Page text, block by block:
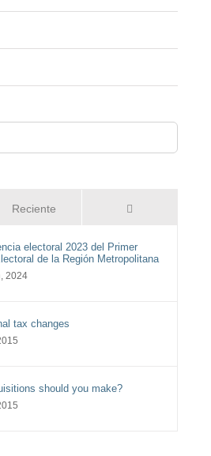
Reciente
electoral 2023 del Primer
de la Región Metropolitana
2024
tax changes
should you make?